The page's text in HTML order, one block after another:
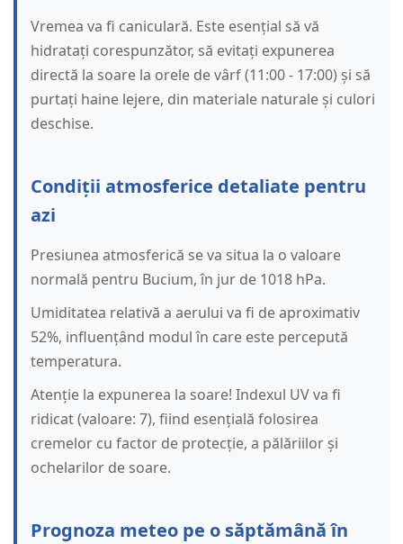
Vremea va fi caniculară. Este esențial să vă
hidratați corespunzător, să evitați expunerea
directă la soare la orele de vârf (11:00 - 17:00) și să
purtați haine lejere, din materiale naturale și culori
deschise.
Condiții atmosferice detaliate pentru
azi
Presiunea atmosferică se va situa la o valoare
normală pentru Bucium, în jur de 1018 hPa.
Umiditatea relativă a aerului va fi de aproximativ
52%, influențând modul în care este percepută
temperatura.
Atenție la expunerea la soare! Indexul UV va fi
ridicat (valoare: 7), fiind esențială folosirea
cremelor cu factor de protecție, a pălăriilor și
ochelarilor de soare.
Prognoza meteo pe o săptămână în